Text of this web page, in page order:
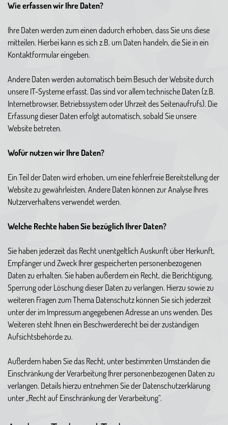
Wie erfassen wir Ihre Daten?
Ihre Daten werden zum einen dadurch erhoben, dass Sie uns diese
mitteilen. Hierbei kann es sich z.B. um Daten handeln, die Sie in ein
Kontaktformular eingeben.
Andere Daten werden automatisch beim Besuch der Website durch
unsere IT-Systeme erfasst. Das sind vor allem technische Daten (z.B.
Internetbrowser, Betriebssystem oder Uhrzeit des Seitenaufrufs). Die
Erfassung dieser Daten erfolgt automatisch, sobald Sie unsere
Website betreten.
Wofür nutzen wir Ihre Daten?
Ein Teil der Daten wird erhoben, um eine fehlerfreie Bereitstellung der
Website zu gewährleisten. Andere Daten können zur Analyse Ihres
Nutzerverhaltens verwendet werden.
Welche Rechte haben Sie bezüglich Ihrer Daten?
Sie haben jederzeit das Recht unentgeltlich Auskunft über Herkunft,
Empfänger und Zweck Ihrer gespeicherten personenbezogenen
Daten zu erhalten. Sie haben außerdem ein Recht, die Berichtigung,
Sperrung oder Löschung dieser Daten zu verlangen. Hierzu sowie zu
weiteren Fragen zum Thema Datenschutz können Sie sich jederzeit
unter der im Impressum angegebenen Adresse an uns wenden. Des
Weiteren steht Ihnen ein Beschwerderecht bei der zuständigen
Aufsichtsbehörde zu.
Außerdem haben Sie das Recht, unter bestimmten Umständen die
Einschränkung der Verarbeitung Ihrer personenbezogenen Daten zu
verlangen. Details hierzu entnehmen Sie der Datenschutzerklärung
unter „Recht auf Einschränkung der Verarbeitung“.